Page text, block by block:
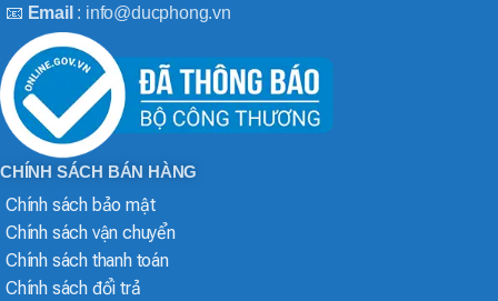
📧 Email : info@ducphong.vn
CHÍNH SÁCH BÁN HÀNG
Chính sách bảo mật
Chính sách vận chuyển
Chính sách thanh toán
Chính sách đổi trả